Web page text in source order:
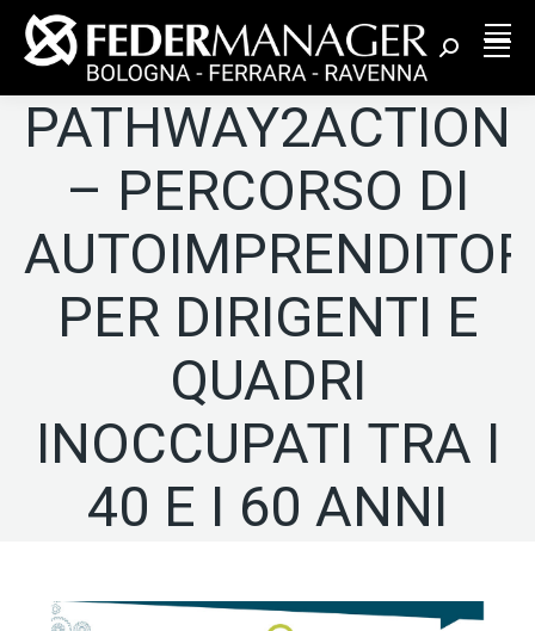
Cerca:
PATHWAY2ACTION
– PERCORSO DI
PER DIRIGENTI E
QUADRI
INOCCUPATI TRA I
40 E I 60 ANNI